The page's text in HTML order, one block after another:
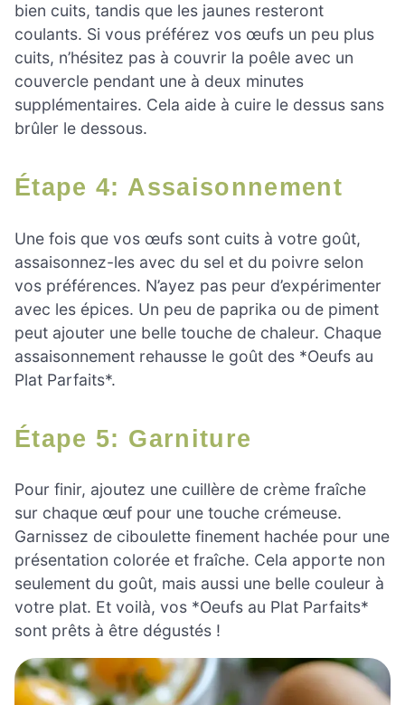
bien cuits, tandis que les jaunes resteront
coulants. Si vous préférez vos œufs un peu plus
cuits, n’hésitez pas à couvrir la poêle avec un
couvercle pendant une à deux minutes
supplémentaires. Cela aide à cuire le dessus sans
brûler le dessous.
Étape 4: Assaisonnement
Une fois que vos œufs sont cuits à votre goût,
assaisonnez-les avec du sel et du poivre selon
vos préférences. N’ayez pas peur d’expérimenter
avec les épices. Un peu de paprika ou de piment
peut ajouter une belle touche de chaleur. Chaque
assaisonnement rehausse le goût des *Oeufs au
Plat Parfaits*.
Étape 5: Garniture
Pour finir, ajoutez une cuillère de crème fraîche
sur chaque œuf pour une touche crémeuse.
Garnissez de ciboulette finement hachée pour une
présentation colorée et fraîche. Cela apporte non
seulement du goût, mais aussi une belle couleur à
votre plat. Et voilà, vos *Oeufs au Plat Parfaits*
sont prêts à être dégustés !